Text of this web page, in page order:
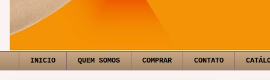
INICIO QUEM SOMOS COMPRAR CONTATO